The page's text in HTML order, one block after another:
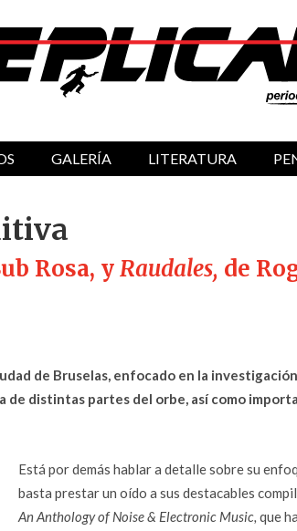
GALERÍA LITERATURA
Rosa, yRaudales, de
de Bruselas, enfocado en la
de distintas partes del orbe, así como
Está por demás hablar a detalle sobre su
basta prestar un oído a sus destacables
An Anthology of Noise & Electronic Music, que